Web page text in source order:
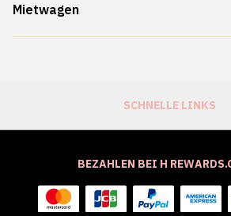
Mietwagen
SCHNELLE LINKS
BEZAHLEN BEI H